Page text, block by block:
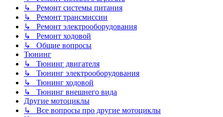
↳ Ремонт системы питания
↳ Ремонт трансмиссии
↳ Ремонт электрооборудования
↳ Ремонт ходовой
↳ Общие вопросы
Тюнинг
↳ Тюнинг двигателя
↳ Тюнинг электрооборудования
↳ Тюнинг ходовой
↳ Тюнинг внешнего вида
Другие мотоциклы
↳ Все вопросы про другие мотоциклы